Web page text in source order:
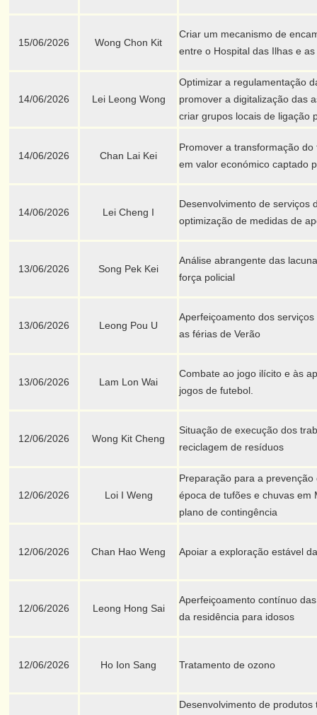
15/06/2026 Wong Chon Kit
Criar um mecanismo de
entre o Hospital das Ilhas e
14/06/2026 Lei Leong Wong
Optimizar a regulamentação
promover a digitalização das
criar grupos locais de ligação
14/06/2026 Chan Lai Kei
Promover a transformação
em valor económico captado
14/06/2026 Lei Cheng I
Desenvolvimento de serviços
optimização de medidas de
13/06/2026 Song Pek Kei
Análise abrangente das
força policial
13/06/2026 Leong Pou U
Aperfeiçoamento dos
as férias de Verão
13/06/2026 Lam Lon Wai
Combate ao jogo ilícito e às
jogos de futebol.
12/06/2026 Wong Kit Cheng
Situação de execução dos
reciclagem de resíduos
12/06/2026 Loi I Weng
Preparação para a
época de tufões e chuvas em
plano de contingência
12/06/2026 Chan Hao Weng Apoiar a exploração estável
12/06/2026 Leong Hong Sai
Aperfeiçoamento contínuo
da residência para idosos
12/06/2026 Ho Ion Sang Tratamento de ozono
Desenvolvimento de